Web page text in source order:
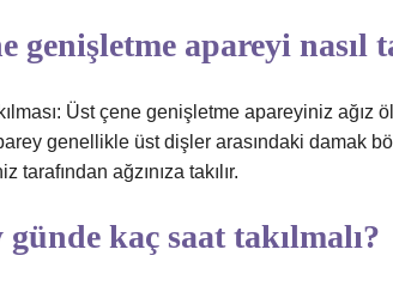
genişletme apareyi nasıl
Üst çene genişletme apareyiniz ağız
genellikle üst dişler arasındaki damak
tarafından ağzınıza takılır.
kaç saat takılmalı?